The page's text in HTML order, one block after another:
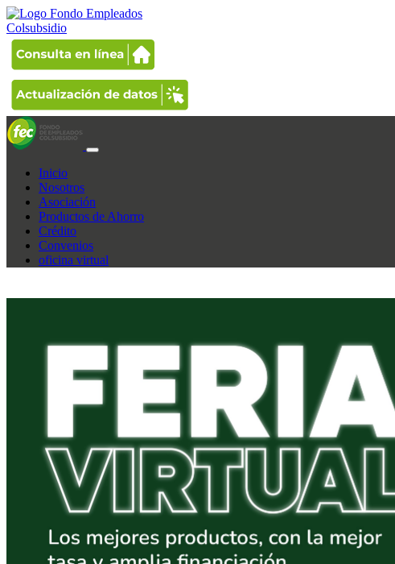
Inicio
Nosotros
Asociación
Productos de Ahorro
Crédito
Convenios
oficina virtual